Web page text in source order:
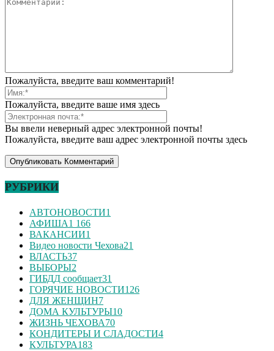
Пожалуйста, введите ваш комментарий!
Пожалуйста, введите ваше имя здесь
Вы ввели неверный адрес электронной почты!
Пожалуйста, введите ваш адрес электронной почты здесь
РУБРИКИ
АВТОНОВОСТИ1
АФИША1 166
ВАКАНСИИ1
Видео новости Чехова21
ВЛАСТЬ37
ВЫБОРЫ2
ГИБДД сообщает31
ГОРЯЧИЕ НОВОСТИ126
ДЛЯ ЖЕНЩИН7
ДОМА КУЛЬТУРЫ10
ЖИЗНЬ ЧЕХОВА70
КОНДИТЕРЫ И СЛАДОСТИ4
КУЛЬТУРА183